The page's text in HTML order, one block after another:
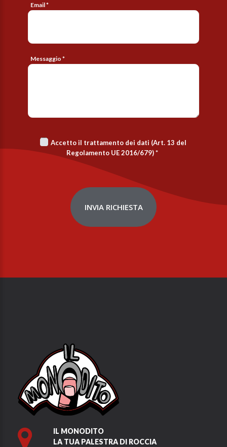
Email *
Messaggio *
Accetto il trattamento dei dati (Art. 13 del
Regolamento UE 2016/679)*
INVIA RICHIESTA
IL MONODITO
LA TUA PALESTRA DI ROCCIA